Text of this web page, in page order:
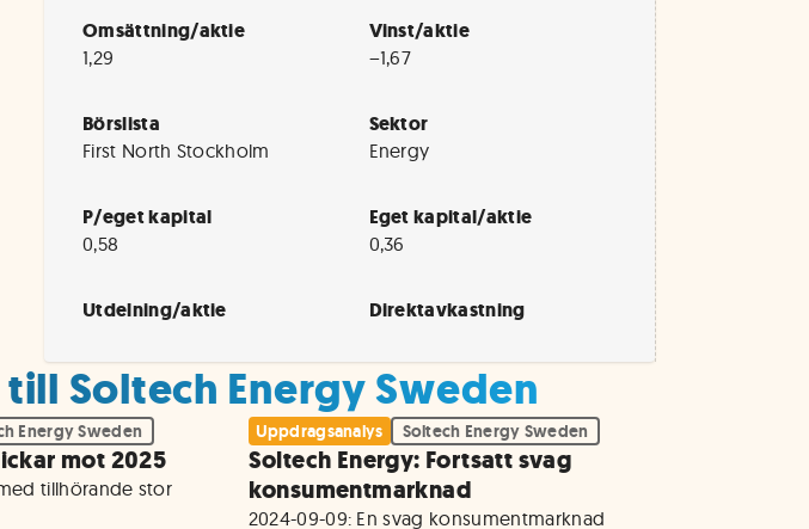
Omsättning/aktie
1,29
Vinst/aktie
−1,67
Börslista
First North Stockholm
Sektor
Energy
P/eget kapital
0,58
Eget kapital/aktie
0,36
Utdelning/aktie Direktavkastning
Soltech Energy Sweden
Energy Sweden
mot 2025
tillhörande stor
Uppdragsanalys Soltech Energy Sweden
Soltech Energy: Fortsatt svag
konsumentmarknad
2024-09-09: En svag konsumentmarknad